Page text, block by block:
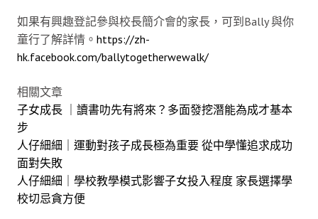
如果有興趣登記參與校長簡介會的家長，可到Bally 與你
童行了解詳情。 https://zh-
hk.facebook.com/ballytogetherwewalk/
相關文章
子女成長 ｜讀書叻先有將來？多面發挖潛能為成才基本
步
人仔細細｜運動對孩子成長極為重要 從中學懂追求成功
面對失敗
人仔細細｜學校教學模式影響子女投入程度 家長選擇學
校切忌貪方便